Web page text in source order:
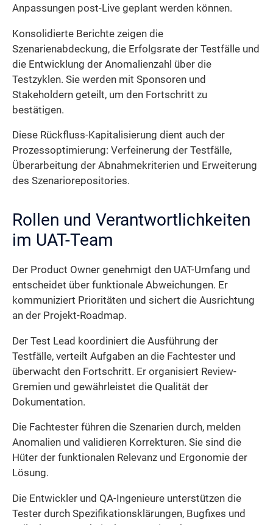
Anpassungen post-Live geplant werden können.
Konsolidierte Berichte zeigen die
Szenarienabdeckung, die Erfolgsrate der Testfälle und
die Entwicklung der Anomalienzahl über die
Testzyklen. Sie werden mit Sponsoren und
Stakeholdern geteilt, um den Fortschritt zu
bestätigen.
Diese Rückfluss-Kapitalisierung dient auch der
Prozessoptimierung: Verfeinerung der Testfälle,
Überarbeitung der Abnahmekriterien und Erweiterung
des Szenariorepositories.
Rollen und Verantwortlichkeiten
im UAT-Team
Der Product Owner genehmigt den UAT-Umfang und
entscheidet über funktionale Abweichungen. Er
kommuniziert Prioritäten und sichert die Ausrichtung
an der Projekt-Roadmap.
Der Test Lead koordiniert die Ausführung der
Testfälle, verteilt Aufgaben an die Fachtester und
überwacht den Fortschritt. Er organisiert Review-
Gremien und gewährleistet die Qualität der
Dokumentation.
Die Fachtester führen die Szenarien durch, melden
Anomalien und validieren Korrekturen. Sie sind die
Hüter der funktionalen Relevanz und Ergonomie der
Lösung.
Die Entwickler und QA-Ingenieure unterstützen die
Tester durch Spezifikationsklärungen, Bugfixes und